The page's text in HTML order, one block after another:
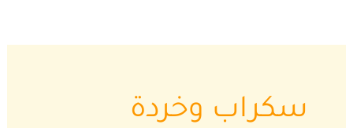
سكراب وخردة